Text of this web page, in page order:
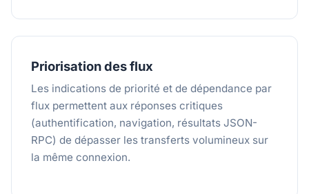
Priorisation des flux
Les indications de priorité et de dépendance par
flux permettent aux réponses critiques
(authentification, navigation, résultats JSON-
RPC) de dépasser les transferts volumineux sur
la même connexion.